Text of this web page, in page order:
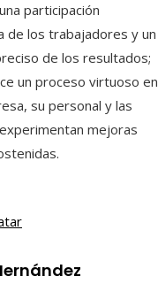
participación
de los trabajadores y un
de los resultados;
un proceso virtuoso en
su personal y las
mejoras